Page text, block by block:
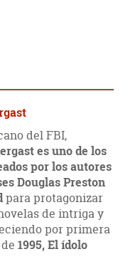
del FBI,
es uno de los
por los autores
Douglas Preston
para protagonizar
de intriga y
por primera
1995, El ídolo